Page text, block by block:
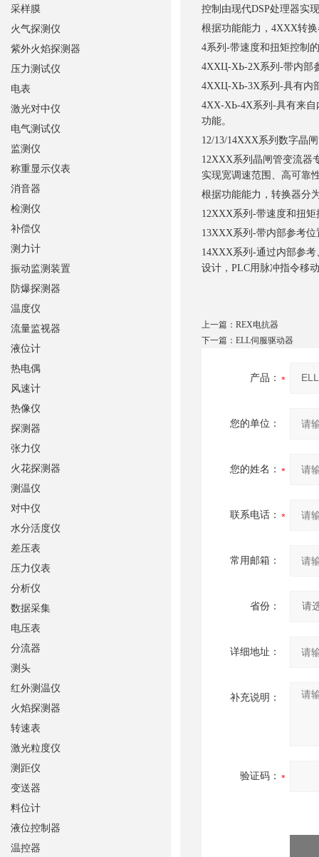
控制由现代DSP处理器实
根据功能能力，4XXX转
4系列-带速度和扭矩控制
4ХХЦ-ХЬ-2Х系列-带内部
4ХХЦ-ХЬ-3Х系列-具有内
4ХХ-ХЬ-4Х系列-具有来自
功能。
12/13/14XXX系列数字晶
12XXX系列晶闸管变流器
实现宽调速范围、高可靠
根据功能能力，转换器分
12XXX系列-带速度和扭
13XXX系列-带内部参考
14ХХХ系列-通过内部参考
设计，PLC用脉冲指令移
上一篇： REX电抗器
下一篇： ELL伺服驱动器
产品：
您的单位：
您的姓名：
联系电话：
常用邮箱：
省份：
详细地址：
补充说明：
验证码：
采样膜
火气探测仪
紫外火焰探测器
压力测试仪
电表
激光对中仪
电气测试仪
监测仪
称重显示仪表
消音器
检测仪
补偿仪
测力计
振动监测装置
防爆探测器
温度仪
流量监视器
液位计
热电偶
风速计
热像仪
探测器
张力仪
火花探测器
测温仪
对中仪
水分活度仪
差压表
压力仪表
分析仪
数据采集
电压表
分流器
测头
红外测温仪
火焰探测器
转速表
激光粒度仪
测距仪
变送器
料位计
液位控制器
温控器